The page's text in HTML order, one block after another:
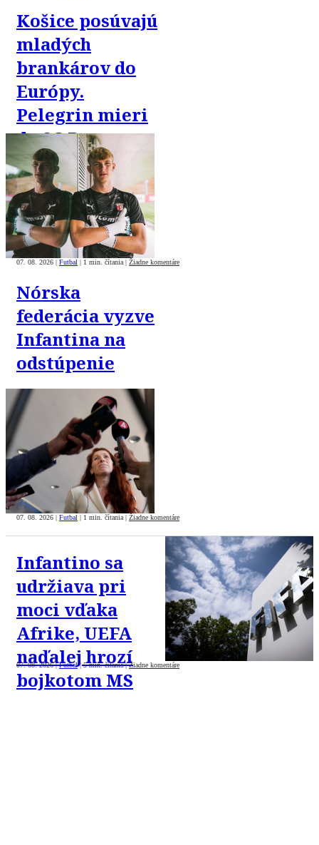
Košice posúvajú
mladých
brankárov do
Európy.
Pelegrin mieri
do SC Braga
07. 08. 2026 Futbal 1 min. čítania Žiadne komentáre
Nórska
federácia vyzve
Infantina na
odstúpenie
07. 08. 2026 | Futbal | 1 min. čítania| Žiadne komentáre
Infantino sa
udržiava pri
moci vďaka
Afrike, UEFA
naďalej hrozí
bojkotom MS
07. 08. 2026| Futbal |5 min. čítania| Žiadne komentáre